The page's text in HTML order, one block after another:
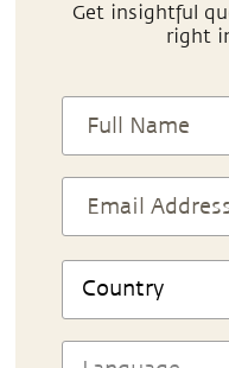
Get insightful
right